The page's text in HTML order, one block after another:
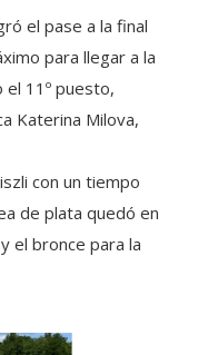
el pase a la final
para llegar a la
11º puesto,
Katerina Milova,
con un tiempo
de plata quedó en
el bronce para la